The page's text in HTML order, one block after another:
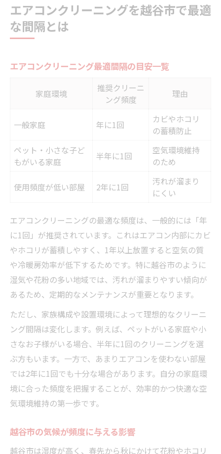
エアコンクリーニングを越谷市で最適
な間隔とは
エアコンクリーニング最適間隔の目安一覧
家庭環境
推奨クリーニ
ング頻度
理由
一般家庭 年に1回
カビやホコリ
の蓄積防止
ペット・小さな子ど
もがいる家庭
半年に1回
空気環境維持
のため
使用頻度が低い部屋 2年に1回
汚れが溜まり
にくい
エアコンクリーニングの最適な頻度は、一般的には「年
に1回」が推奨されています。これはエアコン内部にカビ
やホコリが蓄積しやすく、1年以上放置すると空気の質
や冷暖房効率が低下するためです。特に越谷市のように
湿気や花粉の多い地域では、汚れが溜まりやすい傾向が
あるため、定期的なメンテナンスが重要となります。
ただし、家族構成や設置環境によって理想的なクリーニ
ング間隔は変化します。例えば、ペットがいる家庭や小
さなお子様がいる場合、半年に1回のクリーニングを選
ぶ方もいます。一方で、あまりエアコンを使わない部屋
では2年に1回でも十分な場合があります。自分の家庭環
境に合った頻度を把握することが、効率的かつ快適な空
気環境維持の第一歩です。
越谷市の気候が頻度に与える影響
越谷市は湿度が高く、春先から秋にかけて花粉やホコリ